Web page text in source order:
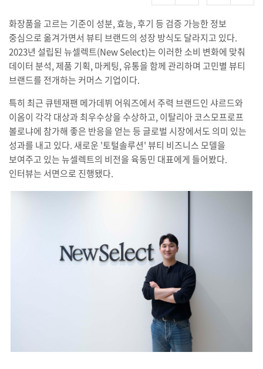
화장품을 고르는 기준이 성분, 효능, 후기 등 검증 가능한 정보
중심으로 옮겨가면서 뷰티 브랜드의 성장 방식도 달라지고 있다.
2023년 설립된 뉴셀렉트(New Select)는 이러한 소비 변화에 맞춰
데이터 분석, 제품 기획, 마케팅, 유통을 함께 관리하며 고민별 뷰티
브랜드를 전개하는 커머스 기업이다.
특히 최근 큐텐재팬 메가데뷔 어워즈에서 주력 브랜드인 샤르드와
이옴이 각각 대상과 최우수상을 수상하고, 이탈리아 코스모프로프
볼로냐에 참가해 좋은 반응을 얻는 등 글로벌 시장에서도 의미 있는
성과를 내고 있다. 새로운 '토털솔루션' 뷰티 비즈니스 모델을
보여주고 있는 뉴셀렉트의 비전을 육동민 대표에게 들어봤다.
인터뷰는 서면으로 진행됐다.